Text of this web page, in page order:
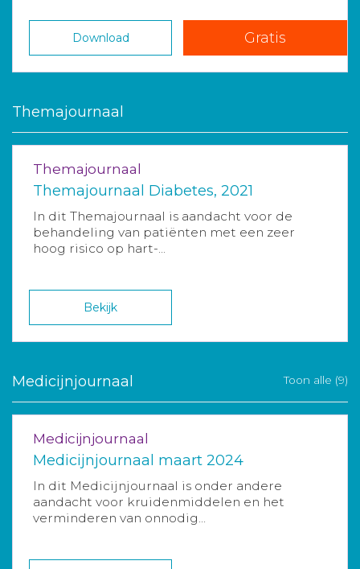
Download Gratis
Themajournaal
Themajournaal
Themajournaal Diabetes, 2021
In dit Themajournaal is aandacht voor de
behandeling van patiënten met een zeer
hoog risico op hart-...
Bekijk
Medicijnjournaal Toon alle (9)
Medicijnjournaal
Medicijnjournaal maart 2024
In dit Medicijnjournaal is onder andere
aandacht voor kruidenmiddelen en het
verminderen van onnodig...